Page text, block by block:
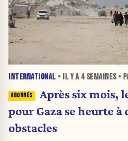
INTERNATIONAL • IL Y A 4 SEMAINES•
Après six mois,
pour Gaza se heurte à
obstacles